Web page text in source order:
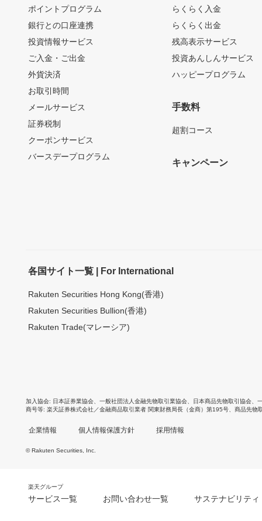
ポイントプログラム
銀行との口座連携
投資情報サービス
ご入金・ご出金
外貨決済
お取引時間
メールサービス
証券税制
クーポンサービス
バースデープログラム
らくらく入金
らくらく出金
残高表示サービス
投資あんしんサービス
ハッピープログラム
手数料
超割コース
キャンペーン
各国サイト一覧 | For International
Rakuten Securities Hong Kong(香港)
Rakuten Securities Bullion(香港)
Rakuten Trade(マレーシア)
加入協会 日本証券業協会 一般社団法人金融先物取引業協会 日本商品先物取引協会
商号等 楽天証券株式会社／金融商品取引業者 関東財務局長（金商）第195号、商品先物
企業情報 個人情報保護方針 採用情報
© Rakuten Securities, Inc.
楽天グループ
サービス一覧 お問い合わせ一覧 サステナビリティ